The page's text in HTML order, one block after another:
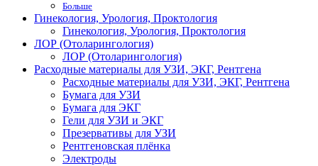
Больше
Гинекология, Урология, Проктология
Гинекология, Урология, Проктология
ЛОР (Отоларингология)
ЛОР (Отоларингология)
Расходные материалы для УЗИ, ЭКГ, Рентгена
Расходные материалы для УЗИ, ЭКГ, Рентгена
Бумага для УЗИ
Бумага для ЭКГ
Гели для УЗИ и ЭКГ
Презервативы для УЗИ
Рентгеновская плёнка
Электроды